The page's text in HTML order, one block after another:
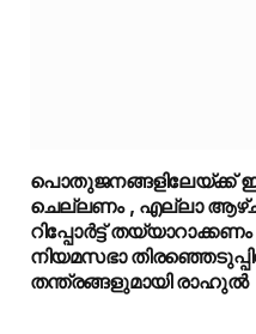
പൊതുജനങ്ങളിലേയ്ക്ക്
ചെല്ലണം , എല്ലാ
റിപ്പോർട്ട്
നിയമസഭാ
തന്ത്രങ്ങളുമായി രാഹുൽ